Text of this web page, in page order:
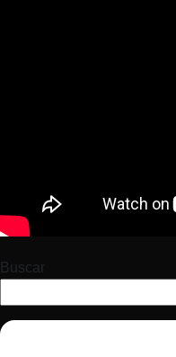
Buscar